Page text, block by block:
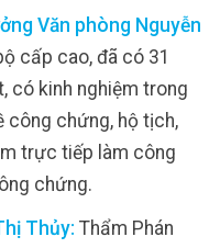
Văn phòng Nguyễn
cấp cao, đã có 31
có kinh nghiệm trong
công chứng, hộ tịch,
trực tiếp làm công
chứng.
Thủy: Thẩm Phán